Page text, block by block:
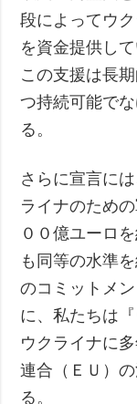
段によってウ
を資金提供し
この支援は長
つ持続可能で
る。
さらに宣言に
ライナのため
００億ユーロ
も同等の水準
のコミットメ
に、私たちは
ウクライナに
連合（ＥＵ）
る。